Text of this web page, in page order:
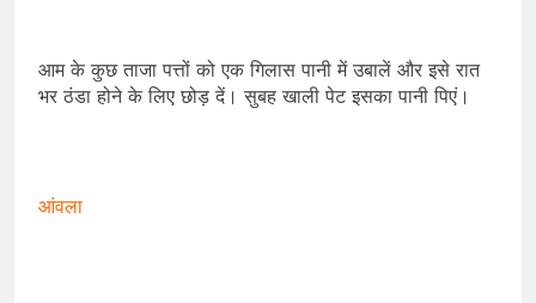
आम के कुछ ताजा पत्तों को एक गिलास पानी में उबालें और इसे रात
भर ठंडा होने के लिए छोड़ दें। सुबह खाली पेट इसका पानी पिएं।
आंवला